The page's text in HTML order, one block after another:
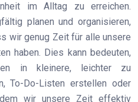
im Alltag zu erreichen.
planen und organisieren,
wir genug Zeit für alle unsere
haben. Dies kann bedeuten,
in kleinere, leichter zu
To-Do-Listen erstellen oder
wir unsere Zeit effektiv